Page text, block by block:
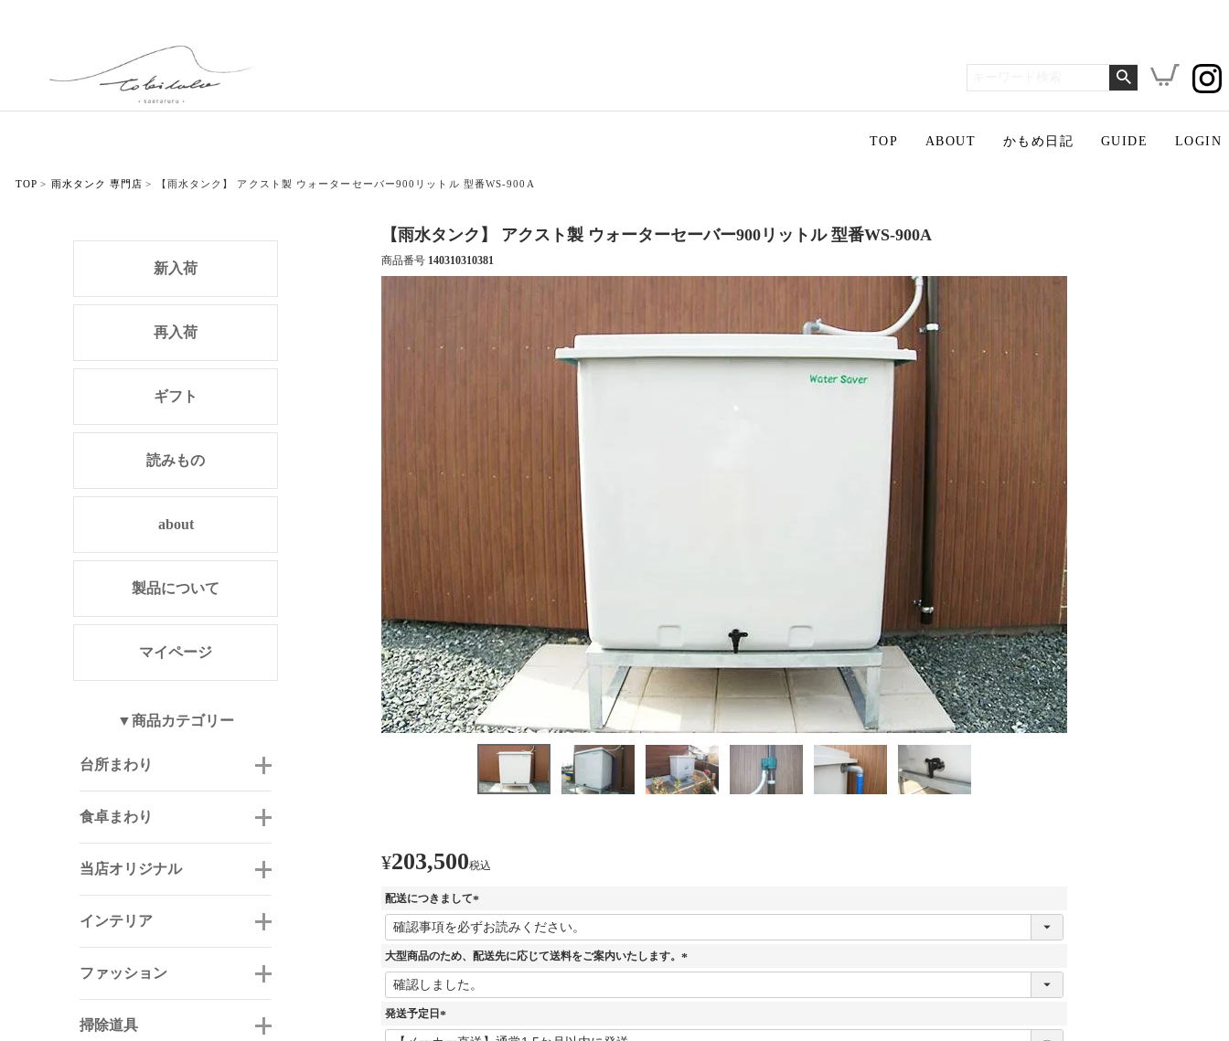
TOP ABOUT かもめ日記 GUIDE LOGIN
TOP 雨水タンク 専門店 【雨水タンク】 アクスト製 ウォーターセーバー900リットル 型番WS-900A
新入荷
再入荷
ギフト
読みもの
about
製品について
マイページ
▼商品カテゴリー
台所まわり
食卓まわり
当店オリジナル
インテリア
ファッション
掃除道具
【雨水タンク】 アクスト製 ウォーターセーバー900リットル 型番WS-900A
商品番号 140310310381
¥203,500税込
配送につきまして
(
必
須
大型商品のため、配送先に応じて送料をご案内いたします。
(
発送予定日
(